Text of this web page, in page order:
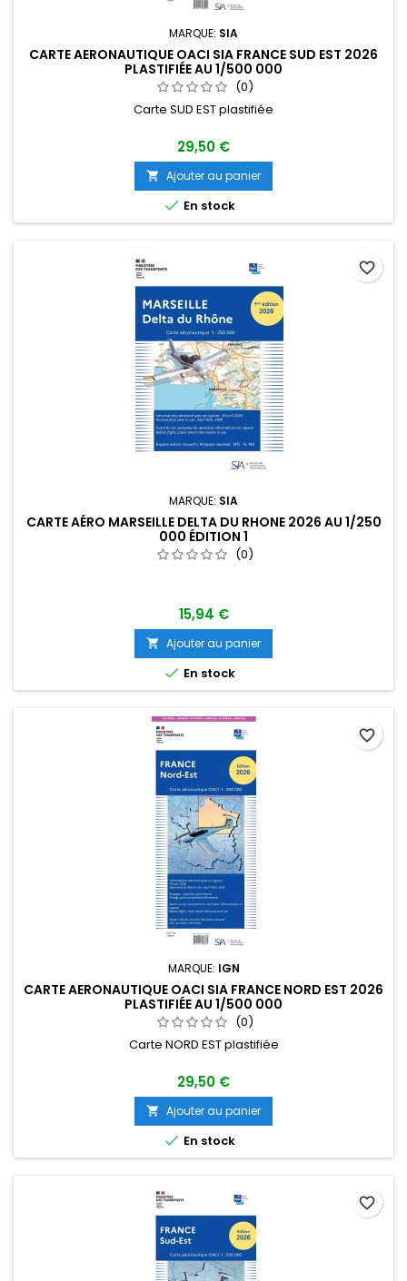
MARQUE: SIA
CARTE AERONAUTIQUE OACI SIA FRANCE SUD EST 2026
PLASTIFIÉE AU 1/500 000
(0)
Carte SUD EST plastifiée
29,50 €
 Ajouter au panier
 En stock
MARQUE: SIA
CARTE AÉRO MARSEILLE DELTA DU RHONE 2026 AU 1/250
000 ÉDITION 1
(0)
15,94 €
 Ajouter au panier
 En stock
favorite_border
MARQUE: IGN
CARTE AERONAUTIQUE OACI SIA FRANCE NORD EST 2026
PLASTIFIÉE AU 1/500 000
(0)
Carte NORD EST plastifiée
29,50 €
 Ajouter au panier
 En stock
favorite_border
favorite_border